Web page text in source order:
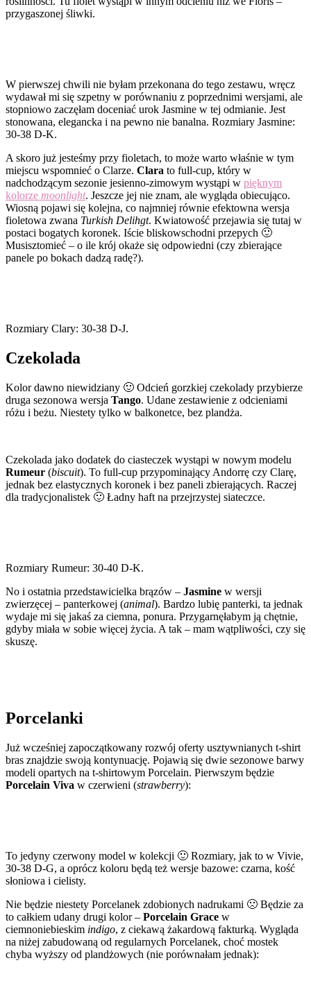
przygaszonej śliwki.
W pierwszej chwili nie byłam przekonana do tego zestawu, wręcz
wydawał mi się szpetny w porównaniu z poprzednimi wersjami, ale
stopniowo zaczęłam doceniać urok Jasmine w tej odmianie. Jest
stonowana, elegancka i na pewno nie banalna. Rozmiary Jasmine:
30-38 D-K.
A skoro już jesteśmy przy fioletach, to może warto właśnie w tym
miejscu wspomnieć o Clarze. Clara to full-cup, który w
nadchodzącym sezonie jesienno-zimowym wystąpi w pięknym
kolorze moonlight. Jeszcze jej nie znam, ale wygląda obiecująco.
Wiosną pojawi się kolejna, co najmniej równie efektowna wersja
fioletowa zwana Turkish Delihgt. Kwiatowość przejawia się tutaj w
postaci bogatych koronek. Iście bliskowschodni przepych 🙂
Musisztomieć – o ile krój okaże się odpowiedni (czy zbierające
panele po bokach dadzą radę?).
Rozmiary Clary: 30-38 D-J.
Czekolada
Kolor dawno niewidziany 🙂 Odcień gorzkiej czekolady przybierze
druga sezonowa wersja Tango. Udane zestawienie z odcieniami
różu i beżu. Niestety tylko w balkonetce, bez plandża.
Czekolada jako dodatek do ciasteczek wystąpi w nowym modelu
Rumeur (biscuit). To full-cup przypominający Andorrę czy Clarę,
jednak bez elastycznych koronek i bez paneli zbierających. Raczej
dla tradycjonalistek 🙂 Ładny haft na przejrzystej siateczce.
Rozmiary Rumeur: 30-40 D-K.
No i ostatnia przedstawicielka brązów – Jasmine w wersji
zwierzęcej – panterkowej (animal). Bardzo lubię panterki, ta jednak
wydaje mi się jakaś za ciemna, ponura. Przygarnęłabym ją chętnie,
gdyby miała w sobie więcej życia. A tak – mam wątpliwości, czy się
skuszę.
Porcelanki
Już wcześniej zapoczątkowany rozwój oferty usztywnianych t-shirt
bras znajdzie swoją kontynuację. Pojawią się dwie sezonowe barwy
modeli opartych na t-shirtowym Porcelain. Pierwszym będzie
Porcelain Viva w czerwieni (strawberry):
To jedyny czerwony model w kolekcji 🙂 Rozmiary, jak to w Vivie,
30-38 D-G, a oprócz koloru będą też wersje bazowe: czarna, kość
słoniowa i cielisty.
Nie będzie niestety Porcelanek zdobionych nadrukami 🙁 Będzie za
to całkiem udany drugi kolor – Porcelain Grace w
ciemnoniebieskim indigo, z ciekawą żakardową fakturką. Wygląda
na niżej zabudowaną od regularnych Porcelanek, choć mostek
chyba wyższy od plandżowych (nie porównałam jednak):